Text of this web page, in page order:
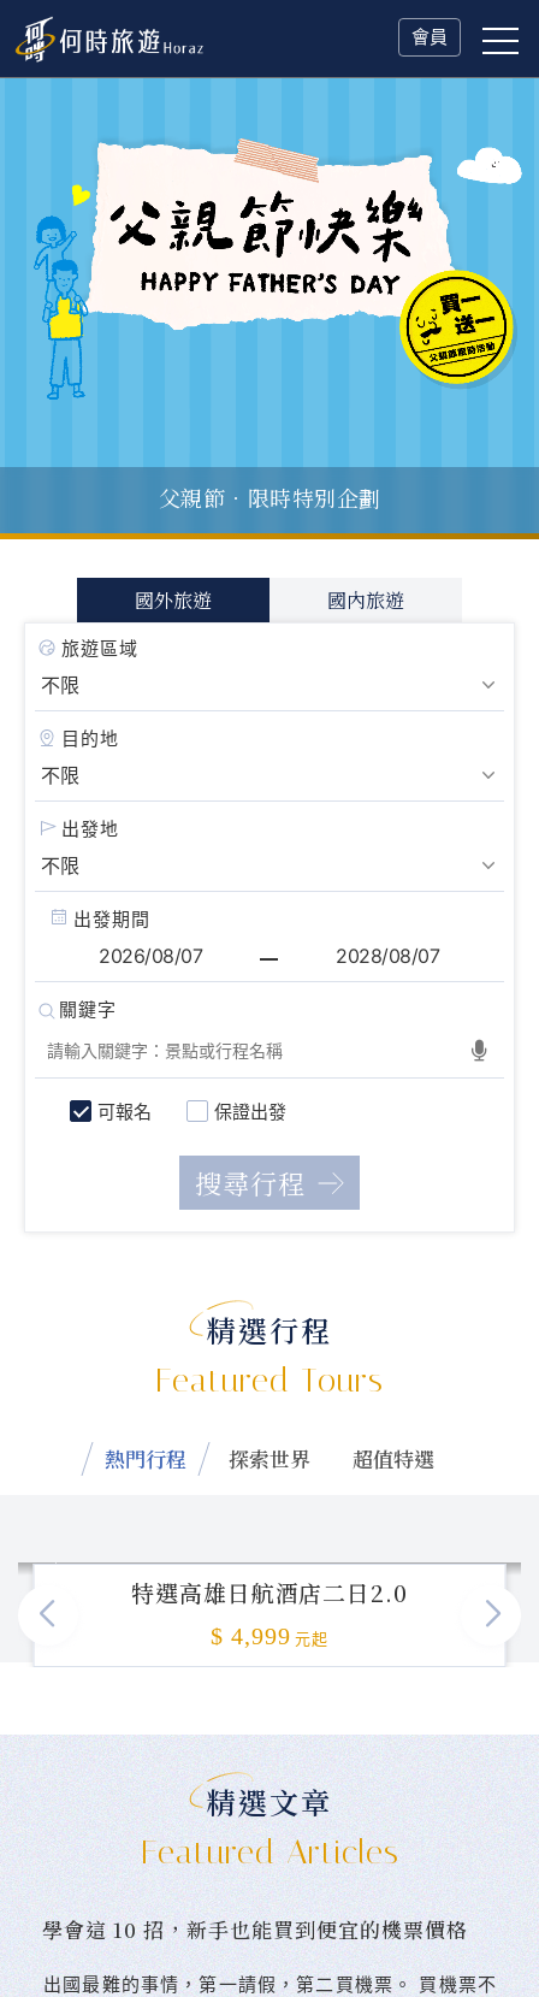
會員
父親節．限時特別企劃
國外旅遊 國內旅遊
旅遊區域
目的地
出發地
出發期間
可報名 保證出發
精選行程
Featured Tours
熱門行程 探索世界 超值特選
特選高雄日航酒店二日2.0
$ 4,999 元起
精選文章
Featured Articles
學會這 10 招，新手也能買到便宜的機票價格
󠀠出國最難的事情，第一請假，第二買機票。 󠀠買機票不